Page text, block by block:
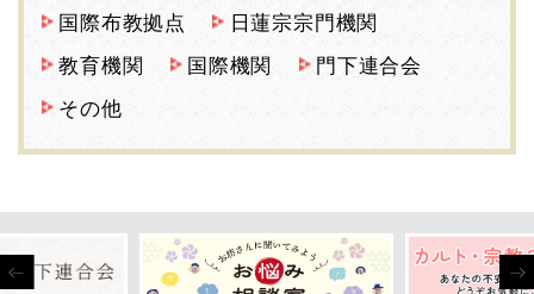
国際布教拠点
日蓮宗宗門機関
教育機関
国際機関
門下連合会
その他